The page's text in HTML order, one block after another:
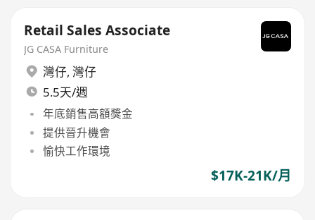
Retail Sales Associate
JG CASA Furniture
灣仔, 灣仔
5.5天/週
年底銷售高額獎金
提供晉升機會
愉快工作環境
$17K-21K/月